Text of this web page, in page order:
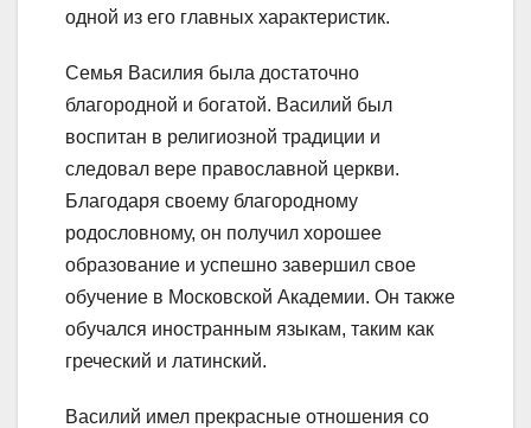
одной из его главных характеристик.
Семья Василия была достаточно
благородной и богатой. Василий был
воспитан в религиозной традиции и
следовал вере православной церкви.
Благодаря своему благородному
родословному, он получил хорошее
образование и успешно завершил свое
обучение в Московской Академии. Он также
обучался иностранным языкам, таким как
греческий и латинский.
Василий имел прекрасные отношения со